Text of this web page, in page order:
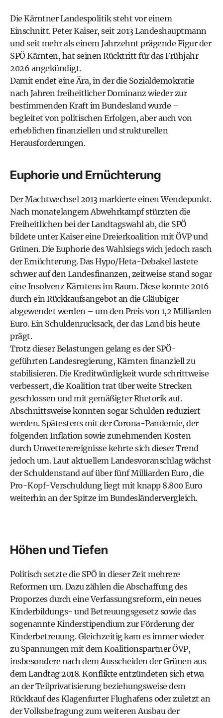
Die Kärntner Landespolitik steht vor einem
Einschnitt. Peter Kaiser, seit 2013 Landeshauptmann
und seit mehr als einem Jahrzehnt prägende Figur der
SPÖ Kärnten, hat seinen Rücktritt für das Frühjahr
2026 angekündigt.
Damit endet eine Ära, in der die Sozialdemokratie
nach Jahren freiheitlicher Dominanz wieder zur
bestimmenden Kraft im Bundesland wurde –
begleitet von politischen Erfolgen, aber auch von
erheblichen finanziellen und strukturellen
Herausforderungen.
Euphorie und Ernüchterung
Der Machtwechsel 2013 markierte einen Wendepunkt.
Nach monatelangem Abwehrkampf stürzten die
Freiheitlichen bei der Landtagswahl ab, die SPÖ
bildete unter Kaiser eine Dreierkoalition mit ÖVP und
Grünen. Die Euphorie des Wahlsiegs wich jedoch rasch
der Ernüchterung. Das Hypo/Heta-Debakel lastete
schwer auf den Landesfinanzen, zeitweise stand sogar
eine Insolvenz Kärntens im Raum. Diese konnte 2016
durch ein Rückkaufsangebot an die Gläubiger
abgewendet werden – um den Preis von 1,2 Milliarden
Euro. Ein Schuldenrucksack, der das Land bis heute
prägt.
Trotz dieser Belastungen gelang es der SPÖ-
geführten Landesregierung, Kärnten finanziell zu
stabilisieren. Die Kreditwürdigkeit wurde schrittweise
verbessert, die Koalition trat über weite Strecken
geschlossen und mit gemäßigter Rhetorik auf.
Abschnittsweise konnten sogar Schulden reduziert
werden. Spätestens mit der Corona-Pandemie, der
folgenden Inflation sowie zunehmenden Kosten
durch Unwetterereignisse kehrte sich dieser Trend
jedoch um. Laut aktuellem Landesvoranschlag wächst
der Schuldenstand auf über fünf Milliarden Euro, die
Pro-Kopf-Verschuldung liegt mit knapp 8.800 Euro
weiterhin an der Spitze im Bundesländervergleich.
Höhen und Tiefen
Politisch setzte die SPÖ in dieser Zeit mehrere
Reformen um. Dazu zählen die Abschaffung des
Proporzes durch eine Verfassungsreform, ein neues
Kinderbildungs- und Betreuungsgesetz sowie das
sogenannte Kinderstipendium zur Förderung der
Kinderbetreuung. Gleichzeitig kam es immer wieder
zu Spannungen mit dem Koalitionspartner ÖVP,
insbesondere nach dem Ausscheiden der Grünen aus
dem Landtag 2018. Konflikte entzündeten sich etwa
an der Teilprivatisierung beziehungsweise dem
Rückkauf des Klagenfurter Flughafens oder zuletzt an
der Volksbefragung zum weiteren Ausbau der